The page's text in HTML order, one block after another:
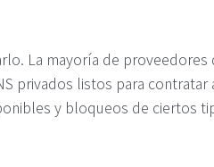
La mayoría de proveedores
privados listos para contratar
y bloqueos de ciertos